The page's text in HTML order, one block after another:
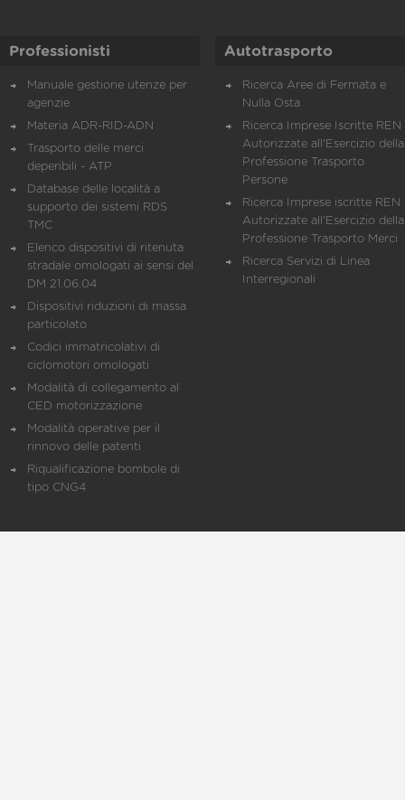
Professionisti
Manuale gestione utenze per
agenzie
Materia ADR-RID-ADN
Trasporto delle merci
deperibili - ATP
Database delle località a
supporto dei sistemi RDS
TMC
Elenco dispositivi di ritenuta
stradale omologati ai sensi del
DM 21.06.04
Dispositivi riduzioni di massa
particolato
Codici immatricolativi di
ciclomotori omologati
Modalità di collegamento al
CED motorizzazione
Modalità operative per il
rinnovo delle patenti
Riqualificazione bombole di
tipo CNG4
Autotrasporto
Ricerca Aree di Fermata e
Nulla Osta
Ricerca Imprese Iscritte REN
Autorizzate all'Esercizio della
Professione Trasporto
Persone
Ricerca Imprese iscritte REN
Autorizzate all'Esercizio della
Professione Trasporto Merci
Ricerca Servizi di Linea
Interregionali